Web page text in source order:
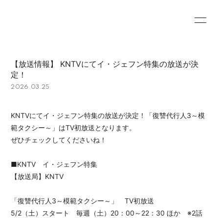
PROFILE PHOTO
【放送情報】 KNTVにてイ・ジェフン特集の放送が決
定！
2026.03.25
KNTVにてイ・ジェフン特集の放送が決定！「復讐代行人3～模
範タクシー～」はTV初放送となります。
ぜひチェックしてくださいね！
■KNTV イ・ジェフン特集
【放送局】KNTV
「復讐代行人3～模範タクシー～」 TV初放送
5/2（土）スタート 毎週（土）20：00～22：30 ほか ※2話